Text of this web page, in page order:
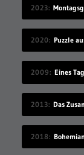
2023
2020
2009 Eines
2013 Das
2018